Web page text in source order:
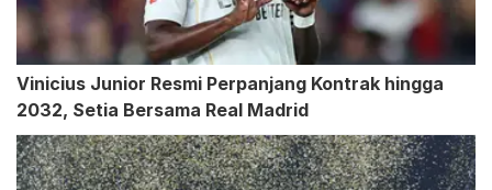
Vinicius Junior Resmi Perpanjang Kontrak hingga
2032, Setia Bersama Real Madrid